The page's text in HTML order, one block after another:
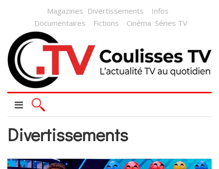
Magazines Divertissements
Infos
Documentaires
Fictions Cinéma Séries TV
Divertissements